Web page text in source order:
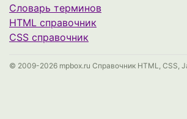
Cловарь терминов
HTML справочник
CSS справочник
© 2009-2026 mpbox.ru Справочник HTML, CSS,